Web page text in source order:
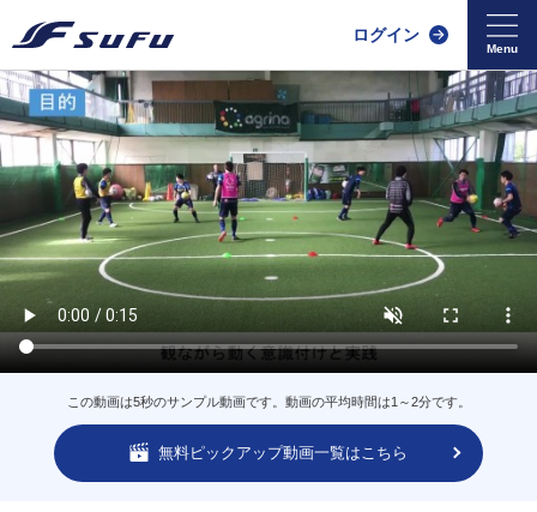
ログイン
この動画は5秒のサンプル動画です。動画の平均時間は1～2分です。
無料ピックアップ動画一覧はこちら